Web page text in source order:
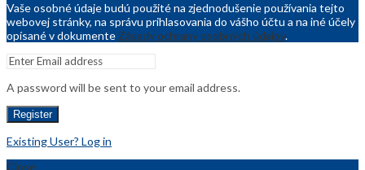
Vaše osobné údaje budú použité na zjednodušenie používania tejto
webovej stránky, na správu prihlasovania do vášho účtu a na iné účely
opísané v dokumente Zásady ochrany osobných údajov.
A password will be sent to your email address.
Register
Existing User? Log in
Close